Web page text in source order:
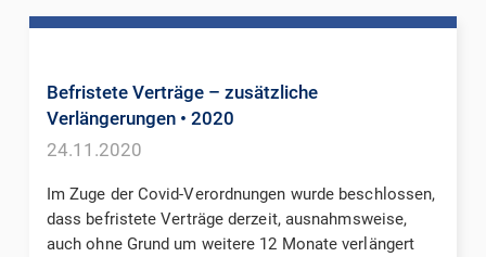
Befristete Verträge – zusätzliche
Verlängerungen • 2020
24.11.2020
Im Zuge der Covid-Verordnungen wurde beschlossen,
dass befristete Verträge derzeit, ausnahmsweise,
auch ohne Grund um weitere 12 Monate verlängert